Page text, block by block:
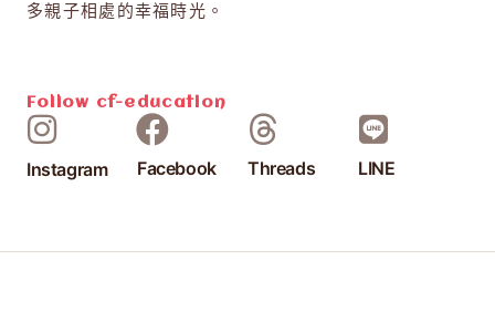
多親子相處的幸福時光。
Follow cf-education
Instagram Facebook Threads LINE